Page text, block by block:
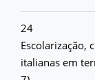
24
Escolarização,
italianas em